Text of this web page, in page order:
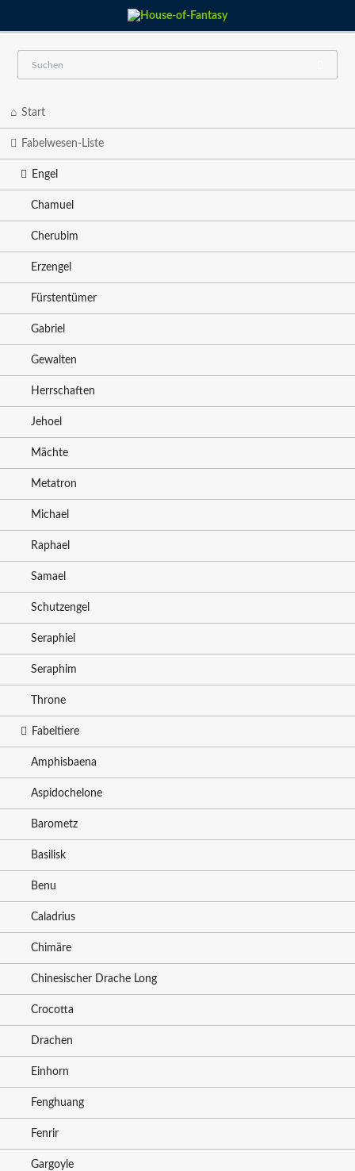
Start
Fabelwesen-Liste
Engel
Chamuel
Cherubim
Erzengel
Fürstentümer
Gabriel
Gewalten
Herrschaften
Jehoel
Mächte
Metatron
Michael
Raphael
Samael
Schutzengel
Seraphiel
Seraphim
Throne
Fabeltiere
Amphisbaena
Aspidochelone
Barometz
Basilisk
Benu
Caladrius
Chimäre
Chinesischer Drache Long
Crocotta
Drachen
Einhorn
Fenghuang
Fenrir
Gargoyle